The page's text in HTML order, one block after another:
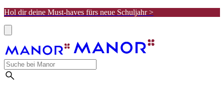
Hol dir deine Must-haves fürs neue Schuljahr >